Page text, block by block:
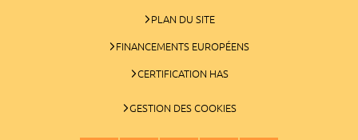
PLAN DU SITE
FINANCEMENTS EUROPÉENS
CERTIFICATION HAS
GESTION DES COOKIES